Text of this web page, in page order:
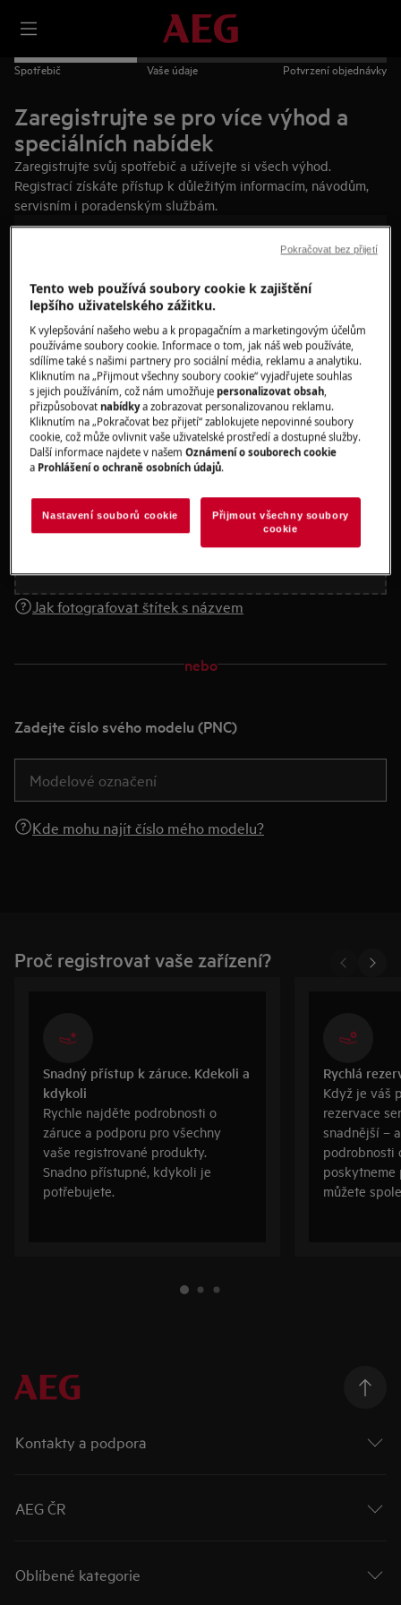
Spotřebič Vaše údaje Potvrzení objednávky
Zaregistrujte se pro více výhod a
speciálních nabídek
Zaregistrujte svůj spotřebič a užívejte si všech výhod.
Registrací získáte přístup k důležitým informacím, návodům,
servisním i poradenským službám.
Datum nákupu
3 minuty vašeho času
Najděte svůj spotřebič
Zadejte číslo svého modelu (PNC)
Kde mohu najít číslo mého modelu?
nebo
Vyfoťte štítek a nahrajte ho
Přetáhněte nebo vložte fotografii zde
Stáhnout fotografii
Jak fotografovat štítek s názvem
Proč registrovat vaše zařízení?
Snadný přístup k záruce. Kdekoli a
kdykoli
Rychle najděte podrobnosti o
záruce a podporu pro všechny
vaše registrované produkty.
Snadno přístupné, kdykoli je
potřebujete.
Rychlá
Když je váš
rezervace
snadnější –
podrobnosti
poskytneme
můžete
Kontakty a podpora
AEG ČR
Oblíbené kategorie
Tento web používá soubory cookie k zajištění
lepšího uživatelského zážitku.
K vylepšování našeho webu a k propagačním a marketingovým účelům
používáme soubory cookie. Informace o tom, jak náš web používáte,
sdílíme také s našimi partnery pro sociální média, reklamu a analytiku.
Kliknutím na „Přijmout všechny soubory cookie“ vyjadřujete souhlas
s jejich používáním, což nám umožňujepersonalizovat obsah,
přizpůsobovatnabídkya zobrazovat personalizovanou reklamu.
Kliknutím na „Pokračovat bez přijetí“ zablokujete nepovinné soubory
cookie, což může ovlivnit vaše uživatelské prostředí a dostupné služby.
Další informace najdete v našemOznámení o souborech cookie
a Prohlášení o ochraně osobních údajů.
Nastavení souborů cookie
Přijmout všechny soubory
cookie
Pokračovat bez přijetí